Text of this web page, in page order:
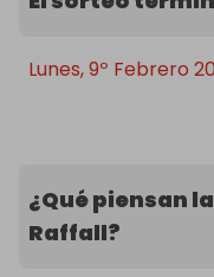
Lunes, 9º Febrero
¿Qué piensan
Raffall?